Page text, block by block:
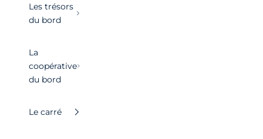
Les trésors
du bord
La
coopérative
du bord
Le carré